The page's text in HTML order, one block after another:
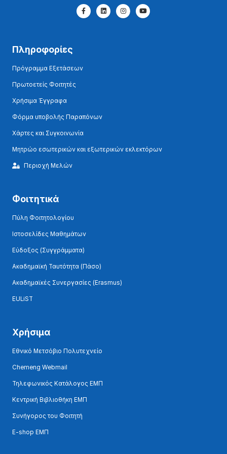
Πληροφορίες
Πρόγραμμα Εξετάσεων
Πρωτοετείς Φοιτητές
Χρήσιμα Έγγραφα
Φόρμα υποβολής Παραπόνων
Χάρτες και Συγκοινωνία
Μητρώο εσωτερικών και εξωτερικών εκλεκτόρων
Περιοχή Μελών
Φοιτητικά
Πύλη Φοιτητολογίου
Ιστοσελίδες Μαθημάτων
Εύδοξος (Συγγράμματα)
Ακαδημαϊκή Ταυτότητα (Πάσο)
Ακαδημαϊκές Συνεργασίες (Erasmus)
EULiST
Χρήσιμα
Εθνικό Μετσόβιο Πολυτεχνείο
Chemeng Webmail
Τηλεφωνικός Κατάλογος ΕΜΠ
Κεντρική Βιβλιοθήκη ΕΜΠ
Συνήγορος του Φοιτητή
E-shop ΕΜΠ